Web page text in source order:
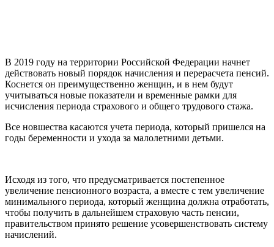
В 2019 году на территории Российской Федерации начнет
действовать новый порядок начисления и перерасчета пенсий.
Коснется он преимущественно женщин, и в нем будут
учитываться новые показатели и временные рамки для
исчисления периода страхового и общего трудового стажа.
Все новшества касаются учета периода, который пришелся на
годы беременности и ухода за малолетними детьми.
Исходя из того, что предусматривается постепенное
увеличение пенсионного возраста, а вместе с тем увеличение
минимального периода, который женщина должна отработать,
чтобы получить в дальнейшем страховую часть пенсии,
правительством принято решение усовершенствовать систему
начислений.